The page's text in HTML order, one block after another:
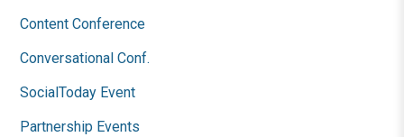
Content Conference
Conversational Conf.
SocialToday Event
Partnership Events